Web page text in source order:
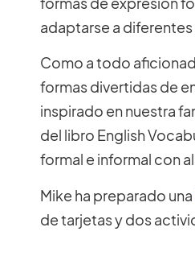
adaptarse a
Como a todo
formas divertidas de
inspirado en nuestra
del libro English
formal e informal con
Mike ha preparado una
de tarjetas y dos